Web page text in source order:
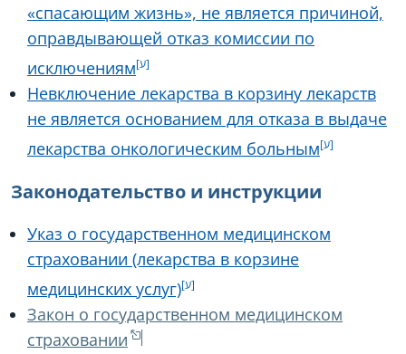
«спасающим жизнь», не является причиной,
оправдывающей отказ комиссии по
исключениям
Невключение лекарства в корзину лекарств
не является основанием для отказа в выдаче
лекарства онкологическим больным
Законодательство и инструкции
Указ о государственном медицинском
страховании (лекарства в корзине
медицинских услуг)
Закон о государственном медицинском
страховании